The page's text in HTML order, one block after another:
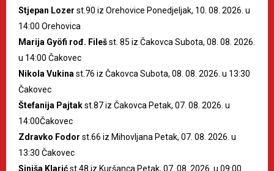
Stjepan Lozer st.90 iz Orehovice Ponedjeljak, 10. 08. 2026. u
14:00 Orehovica
Marija Gyöfi rođ. Filešst. 85 iz Čakovca Subota, 08. 08. 2026.
u 14:00 Čakovec
Nikola Vukina st.76 iz Čakovca Subota, 08. 08. 2026. u 13:30
Čakovec
Štefanija Pajtakst.87 iz Čakovca Petak, 07. 08. 2026. u
14:00Čakovec
Zdravko Fodor st.66 iz Mihovljana Petak, 07. 08. 2026. u
13:30 Čakovec
Siniša Klarićst.48 iz Kuršanca Petak, 07. 08. 2026. u 09:00